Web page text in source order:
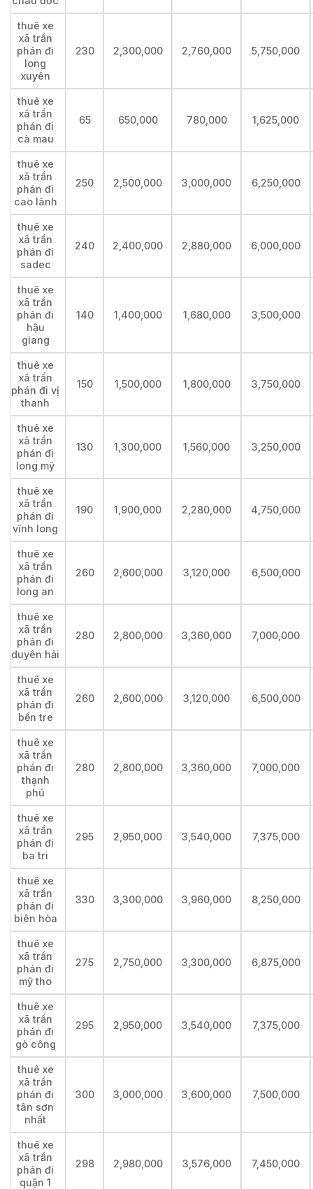
thuê xe
xã trần
phán đi
long
xuyên
230 2,300,000 2,760,000 5,750,000
thuê xe
xã trần
phán đi
cà mau
65 650,000 780,000 1,625,000
thuê xe
xã trần
phán đi
cao lãnh
250 2,500,000 3,000,000 6,250,000
thuê xe
xã trần
phán đi
sadec
240 2,400,000 2,880,000 6,000,000
thuê xe
xã trần
phán đi
hậu
giang
140 1,400,000 1,680,000 3,500,000
thuê xe
xã trần
phán đi vị
thanh
150 1,500,000 1,800,000 3,750,000
thuê xe
xã trần
phán đi
long mỹ
130 1,300,000 1,560,000 3,250,000
thuê xe
xã trần
phán đi
vĩnh long
190 1,900,000 2,280,000 4,750,000
thuê xe
xã trần
phán đi
long an
260 2,600,000 3,120,000 6,500,000
thuê xe
xã trần
phán đi
duyên hải
280 2,800,000 3,360,000 7,000,000
thuê xe
xã trần
phán đi
bến tre
260 2,600,000 3,120,000 6,500,000
thuê xe
xã trần
phán đi
thạnh
phú
280 2,800,000 3,360,000 7,000,000
thuê xe
xã trần
phán đi
ba tri
295 2,950,000 3,540,000 7,375,000
thuê xe
xã trần
phán đi
biên hòa
330 3,300,000 3,960,000 8,250,000
thuê xe
xã trần
phán đi
mỹ tho
275 2,750,000 3,300,000 6,875,000
thuê xe
xã trần
phán đi
gò công
295 2,950,000 3,540,000 7,375,000
thuê xe
xã trần
phán đi
tân sơn
nhất
300 3,000,000 3,600,000 7,500,000
thuê xe
xã trần
phán đi
quận 1
298 2,980,000 3,576,000 7,450,000